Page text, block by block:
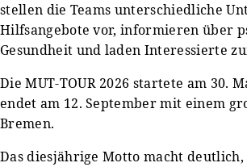
stellen die Teams unterschiedliche
Hilfsangebote vor, informieren über
Gesundheit und laden Interessierte
Die MUT-TOUR 2026 startete am 30.
endet am 12. September mit einem
Bremen.
Das diesjährige Motto macht